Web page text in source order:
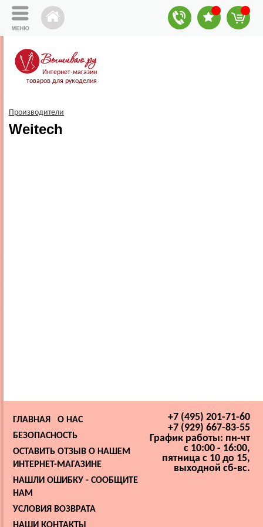
Интернет-магазин
товаров для рукоделия
Производители
Weitech
+7 (495) 201-71-60
+7 (929) 667-83-55
График работы: пн-чт
с 10:00 - 16:00,
пятница с 10 до 15,
выходной сб-вс.
ГЛАВНАЯ
О НАС
БЕЗОПАСНОСТЬ
ОСТАВИТЬ ОТЗЫВ О НАШЕМ
ИНТЕРНЕТ-МАГАЗИНЕ
НАШЛИ ОШИБКУ - СООБЩИТЕ
НАМ
УСЛОВИЯ ВОЗВРАТА